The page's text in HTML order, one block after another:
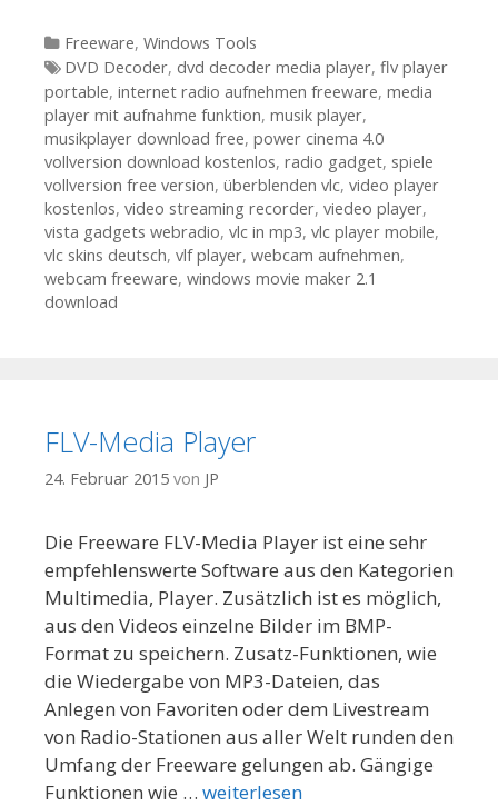
Kategorien
Freeware, Windows Tools
Tags
DVD Decoder, dvd decoder media player, flv player
portable, internet radio aufnehmen freeware, media
player mit aufnahme funktion, musik player,
musikplayer download free, power cinema 4.0
vollversion download kostenlos, radio gadget, spiele
vollversion free version, überblenden vlc, video player
kostenlos, video streaming recorder, viedeo player,
vista gadgets webradio, vlc in mp3, vlc player mobile,
vlc skins deutsch, vlf player, webcam aufnehmen,
webcam freeware, windows movie maker 2.1
download
FLV-Media Player
24. Februar 2015 von JP
Die Freeware FLV-Media Player ist eine sehr
empfehlenswerte Software aus den Kategorien
Multimedia, Player. Zusätzlich ist es möglich,
aus den Videos einzelne Bilder im BMP-
Format zu speichern. Zusatz-Funktionen, wie
die Wiedergabe von MP3-Dateien, das
Anlegen von Favoriten oder dem Livestream
von Radio-Stationen aus aller Welt runden den
Umfang der Freeware gelungen ab. Gängige
Funktionen wie … weiterlesen